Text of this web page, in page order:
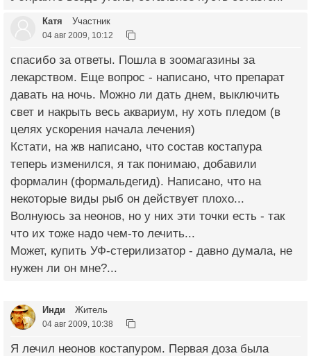
Катя Участник
04 авг 2009, 10:12
спасибо за ответы. Пошла в зоомагазины за
лекарством. Еще вопрос - написано, что препарат
давать на ночь. Можно ли дать днем, выключить
свет и накрыть весь аквариум, ну хоть пледом (в
целях ускорения начала лечения)
Кстати, на жв написано, что состав костапура
теперь изменился, я так понимаю, добавили
формалин (формальдегид). Написано, что на
некоторые виды рыб он действует плохо...
Волнуюсь за неонов, но у них эти точки есть - так
что их тоже надо чем-то лечить...
Может, купить УФ-стерилизатор - давно думала, не
нужен ли он мне?...
Инди Житель
04 авг 2009, 10:38
Я лечил неонов костапуром. Первая доза была